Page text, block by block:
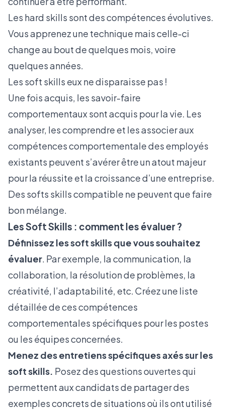
Les hard skills sont des compétences évolutives.
Vous apprenez une technique mais celle-ci
change au bout de quelques mois, voire
quelques années.
Les soft skills eux ne disparaisse pas !
Une fois acquis, les savoir-faire
comportementaux sont acquis pour la vie. Les
analyser, les comprendre et les associer aux
compétences comportementale des employés
existants peuvent s’avérer être un atout majeur
pour la réussite et la croissance d’une entreprise.
Des softs skills compatible ne peuvent que faire
bon mélange.
Les Soft Skills : comment les évaluer ?
Définissez les soft skills que vous souhaitez
évaluer. Par exemple, la communication, la
collaboration, la résolution de problèmes, la
créativité, l’adaptabilité, etc. Créez une liste
détaillée de ces compétences
comportementales spécifiques pour les postes
ou les équipes concernées.
Menez des entretiens spécifiques axés sur les
soft skills. Posez des questions ouvertes qui
permettent aux candidats de partager des
exemples concrets de situations où ils ont utilisé